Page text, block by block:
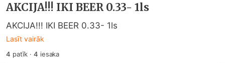
AKCIJA!!! IKI BEER 0.33- 1ls
AKCIJA!!! IKI BEER 0.33- 1ls
Lasīt vairāk
4 patīk ·4 iesaka